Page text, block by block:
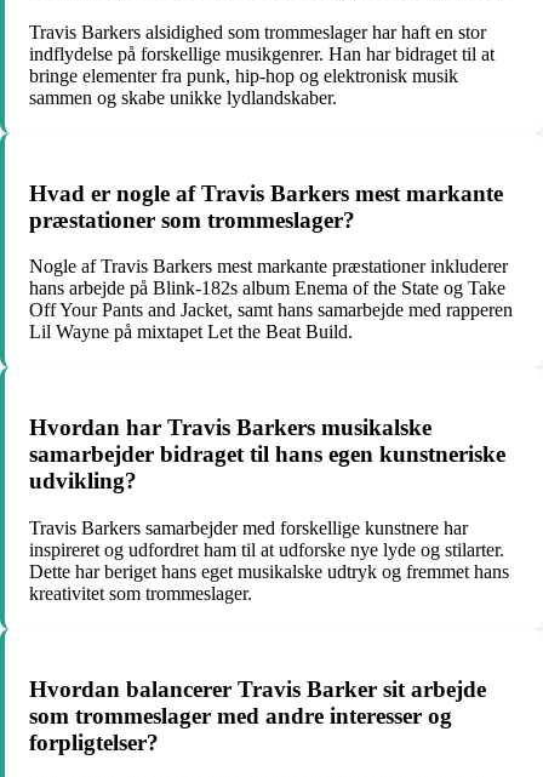
Travis Barkers alsidighed som trommeslager har haft en stor
indflydelse på forskellige musikgenrer. Han har bidraget til at
bringe elementer fra punk, hip-hop og elektronisk musik
sammen og skabe unikke lydlandskaber.
Hvad er nogle af Travis Barkers mest markante
præstationer som trommeslager?
Nogle af Travis Barkers mest markante præstationer inkluderer
hans arbejde på Blink-182s album Enema of the State og Take
Off Your Pants and Jacket, samt hans samarbejde med rapperen
Lil Wayne på mixtapet Let the Beat Build.
Hvordan har Travis Barkers musikalske
samarbejder bidraget til hans egen kunstneriske
udvikling?
Travis Barkers samarbejder med forskellige kunstnere har
inspireret og udfordret ham til at udforske nye lyde og stilarter.
Dette har beriget hans eget musikalske udtryk og fremmet hans
kreativitet som trommeslager.
Hvordan balancerer Travis Barker sit arbejde
som trommeslager med andre interesser og
forpligtelser?